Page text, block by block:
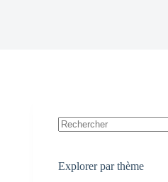
Explorer par thème